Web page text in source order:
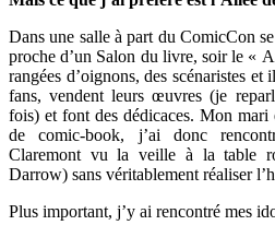
Dans une salle à part du ComicCon
proche d’un Salon du livre, soir le «
rangées d’oignons, des scénaristes
fans, vendent leurs œuvres (je
fois) et font des dédicaces. Mon mari
de comic-book, j’ai donc
Claremont vu la veille à la table
Darrow) sans véritablement réaliser
Plus important, j’y ai rencontré mes